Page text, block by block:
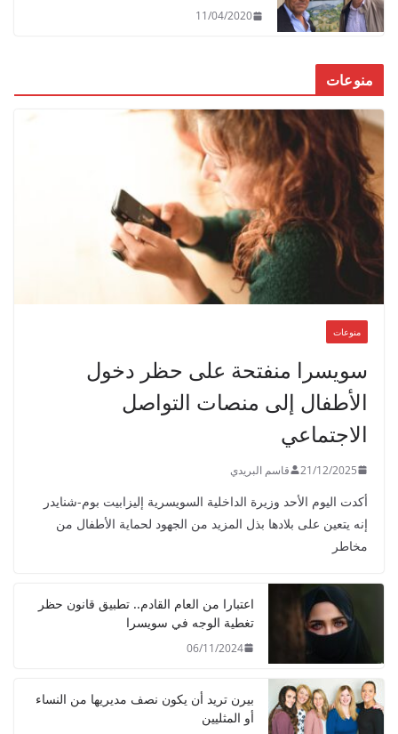
11/04/2020
منوعات
منوعات
سويسرا منفتحة على حظر دخول
الأطفال إلى منصات التواصل
الاجتماعي
21/12/2025 قاسم البريدي
أكدت اليوم الأحد وزيرة الداخلية السويسرية إليزابيت بوم-شنايدر
إنه يتعين على بلادها بذل المزيد من الجهود لحماية الأطفال من
مخاطر
اعتبارا من العام القادم.. تطبيق قانون حظر
تغطية الوجه في سويسرا
06/11/2024
بيرن تريد أن يكون نصف مديريها من النساء
أو المثليين